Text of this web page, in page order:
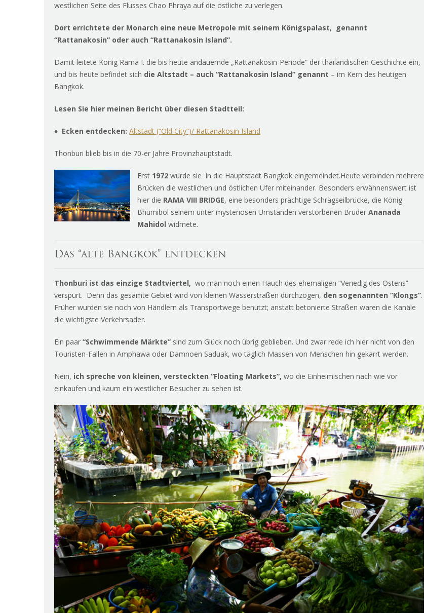
westlichen Seite des Flusses Chao Phraya auf die östliche zu verlegen.
Dort errichtete der Monarch eine neue Metropole mit seinem Königspalast, genannt
“Rattanakosin” oder auch “Rattanakosin Island”.
Damit leitete König Rama I. die bis heute andauernde „Rattanakosin-Periode“ der thailändischen Geschichte ein,
und bis heute befindet sich die Altstadt – auch “Rattanakosin Island” genannt – im Kern des heutigen
Bangkok.
Lesen Sie hier meinen Bericht über diesen Stadtteil:
♦ Ecken entdecken: Altstadt (“Old City”)/ Rattanakosin Island
Thonburi blieb bis in die 70-er Jahre Provinzhauptstadt.
Erst 1972 wurde sie in die Hauptstadt Bangkok eingemeindet.Heute verbinden mehrere
Brücken die westlichen und östlichen Ufer miteinander. Besonders erwähnenswert ist
hier die RAMA VIII BRIDGE, eine besonders prächtige Schrägseilbrücke, die König
Bhumibol seinem unter mysteriösen Umständen verstorbenen Bruder Ananada
Mahidol widmete.
Das “alte Bangkok” entdecken
Thonburi ist das einzige Stadtviertel, wo man noch einen Hauch des ehemaligen “Venedig des Ostens”
verspürt. Denn das gesamte Gebiet wird von kleinen Wasserstraßen durchzogen, den sogenannten “Klongs”.
Früher wurden sie noch von Händlern als Transportwege benutzt; anstatt betonierte Straßen waren die Kanäle
die wichtigste Verkehrsader.
Ein paar “Schwimmende Märkte” sind zum Glück noch übrig geblieben. Und zwar rede ich hier nicht von den
Touristen-Fallen in Amphawa oder Damnoen Saduak, wo täglich Massen von Menschen hin gekarrt werden.
Nein, ich spreche von kleinen, versteckten “Floating Markets”, wo die Einheimischen nach wie vor
einkaufen und kaum ein westlicher Besucher zu sehen ist.